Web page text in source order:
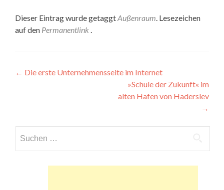
Dieser Eintrag wurde getaggtAußenraum. Lesezeichen
auf den Permanentlink .
Beitragsnavigation
← Die erste Unternehmensseite im Internet
»Schule der Zukunft« im
alten Hafen von Haderslev
→
nach: